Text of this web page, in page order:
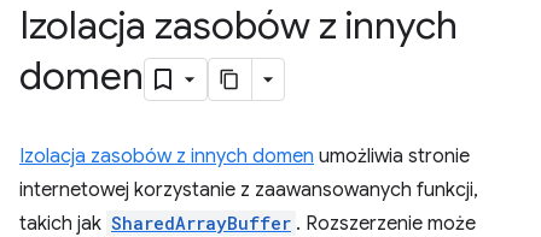
Izolacja zasobów z innych
domen
Izolacja zasobów z innych domen umożliwia stronie
internetowej korzystanie z zaawansowanych funkcji,
takich jak SharedArrayBuffer . Rozszerzenie może